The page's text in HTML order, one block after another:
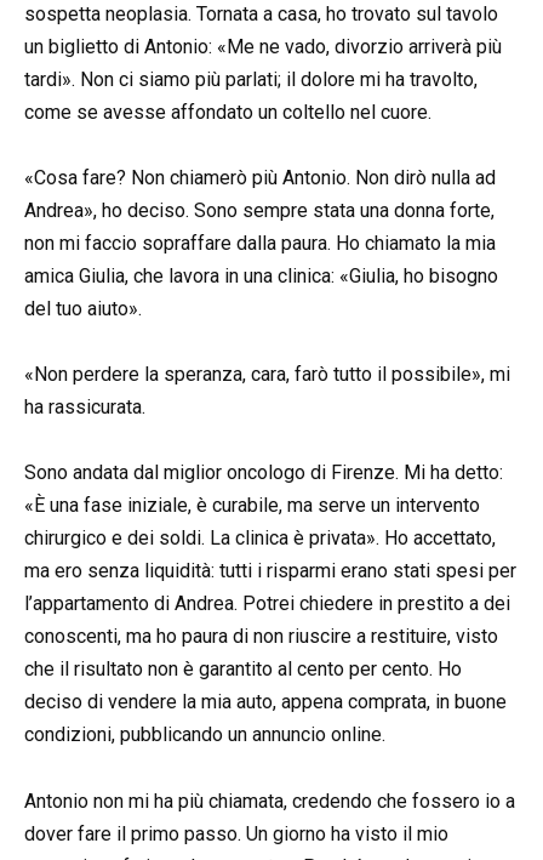
sospetta neoplasia. Tornata a casa, ho trovato sul tavolo
un biglietto di Antonio: «Me ne vado, divorzio arriverà più
tardi». Non ci siamo più parlati; il dolore mi ha travolto,
come se avesse affondato un coltello nel cuore.
«Cosa fare? Non chiamerò più Antonio. Non dirò nulla ad
Andrea», ho deciso. Sono sempre stata una donna forte,
non mi faccio sopraffare dalla paura. Ho chiamato la mia
amica Giulia, che lavora in una clinica: «Giulia, ho bisogno
del tuo aiuto».
«Non perdere la speranza, cara, farò tutto il possibile», mi
ha rassicurata.
Sono andata dal miglior oncologo di Firenze. Mi ha detto:
«È una fase iniziale, è curabile, ma serve un intervento
chirurgico e dei soldi. La clinica è privata». Ho accettato,
ma ero senza liquidità: tutti i risparmi erano stati spesi per
l’appartamento di Andrea. Potrei chiedere in prestito a dei
conoscenti, ma ho paura di non riuscire a restituire, visto
che il risultato non è garantito al cento per cento. Ho
deciso di vendere la mia auto, appena comprata, in buone
condizioni, pubblicando un annuncio online.
Antonio non mi ha più chiamata, credendo che fossero io a
dover fare il primo passo. Un giorno ha visto il mio